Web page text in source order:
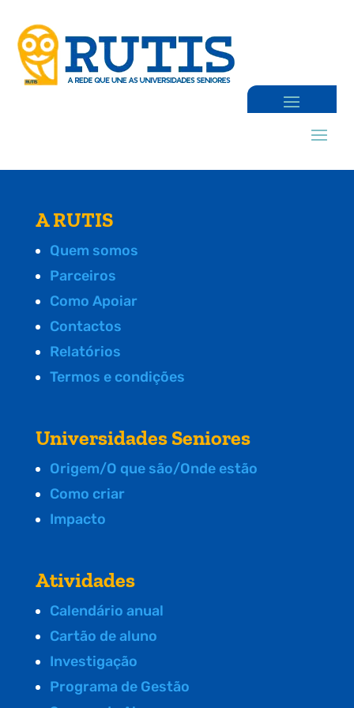
A RUTIS
Quem somos
Parceiros
Como Apoiar
Contactos
Relatórios
Termos e condições
Universidades Seniores
Origem/O que são/Onde estão
Como criar
Impacto
Atividades
Calendário anual
Cartão de aluno
Investigação
Programa de Gestão